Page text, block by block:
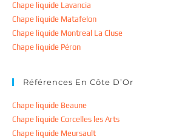
Chape liquide Lavancia
Chape liquide Matafelon
Chape liquide Montreal La Cluse
Chape liquide Péron
Références En Côte D’Or
Chape liquide Beaune
Chape liquide Corcelles les Arts
Chape liquide Meursault